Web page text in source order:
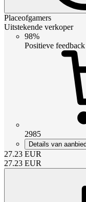
Placeofgamers
Uitstekende verkoper
98%
Positieve feedback
2985
Details van
27.23 EUR
27.23 EUR